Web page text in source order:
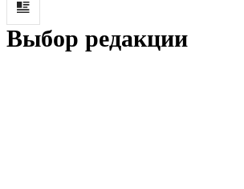
Выбор редакции